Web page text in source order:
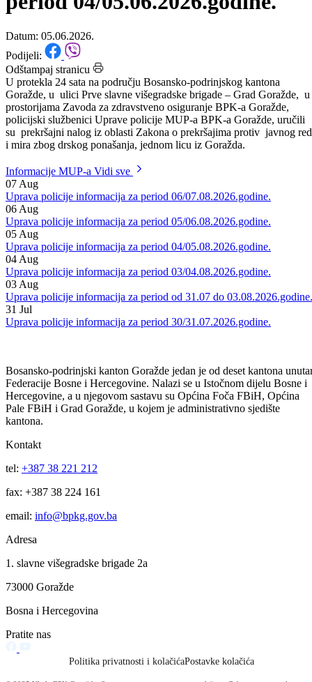
Uprava policije informacija za
period 04/05.06.2026.godine.
Datum: 05.06.2026.
Podijeli:
Odštampaj stranicu
U protekla 24 sata na području Bosansko-podrinjskog kantona
Goražde, u ulici Prve slavne višegradske brigade – Grad Goražde, u
prostorijama Zavoda za zdravstveno osiguranje BPK-a Goražde,
su prekršajni nalog iz oblasti Zakona o prekršajima protiv javnog
i mira zbog drskog ponašanja, jednom licu iz Goražda.
Informacije MUP-a
07Aug
Uprava policije informacija za period 06/07.08.2026.godine.
06Aug
Uprava policije informacija za period 05/06.08.2026.godine.
05Aug
Uprava policije informacija za period 04/05.08.2026.godine.
04Aug
Uprava policije informacija za period 03/04.08.2026.godine.
03Aug